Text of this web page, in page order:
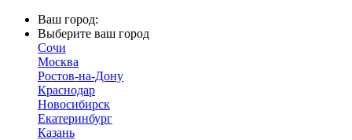
Ваш город:
Выберите ваш город
Сочи
Москва
Ростов-на-Дону
Краснодар
Новосибирск
Екатеринбург
Казань